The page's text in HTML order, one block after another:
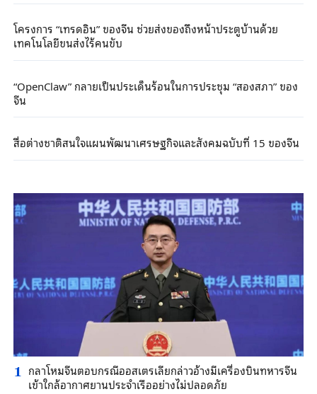
โครงการ “เทรดอิน” ของจีน ช่วยส่งของถึงหน้าประตูบ้านด้วย
เทคโนโลยีขนส่งไร้คนขับ
“OpenClaw” กลายเป็นประเด็นร้อนในการประชุม “สองสภา” ของ
จีน
สื่อต่างชาติสนใจแผนพัฒนาเศรษฐกิจและสังคมฉบับที่ 15 ของจีน
1 กลาโหมจีนตอบกรณีออสเตรเลียกล่าวอ้างมีเครื่องบินทหารจีน
เข้าใกล้อากาศยานประจำเรืออย่างไม่ปลอดภัย